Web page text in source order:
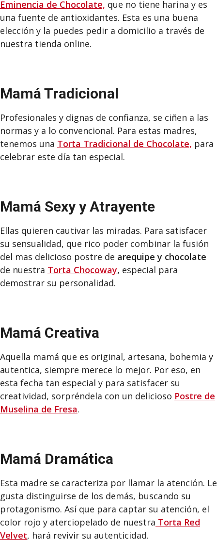
Eminencia de Chocolate, que no tiene harina y es
una fuente de antioxidantes. Esta es una buena
elección y la puedes pedir a domicilio a través de
nuestra tienda online.
Mamá Tradicional
Profesionales y dignas de confianza, se ciñen a las
normas y a lo convencional. Para estas madres,
tenemos una Torta Tradicional de Chocolate, para
celebrar este día tan especial.
Mamá Sexy y Atrayente
Ellas quieren cautivar las miradas. Para satisfacer
su sensualidad, que rico poder combinar la fusión
del mas delicioso postre de arequipe y chocolate
de nuestra Torta Chocoway, especial para
demostrar su personalidad.
Mamá Creativa
Aquella mamá que es original, artesana, bohemia y
autentica, siempre merece lo mejor. Por eso, en
esta fecha tan especial y para satisfacer su
creatividad, sorpréndela con un delicioso Postre de
Muselina de Fresa.
Mamá Dramática
Esta madre se caracteriza por llamar la atención. Le
gusta distinguirse de los demás, buscando su
protagonismo. Así que para captar su atención, el
color rojo y aterciopelado de nuestra Torta Red
Velvet, hará revivir su autenticidad.